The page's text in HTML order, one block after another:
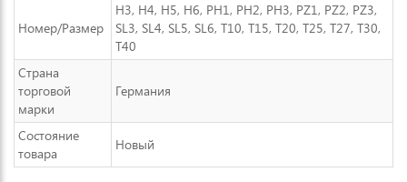
Номер/Размер
H3, H4, H5, H6, PH1, PH2, PH3, PZ1, PZ2, PZ3,
SL3, SL4, SL5, SL6, T10, T15, T20, T25, T27, T30,
T40
Страна
торговой
марки
Германия
Состояние
товара
Новый